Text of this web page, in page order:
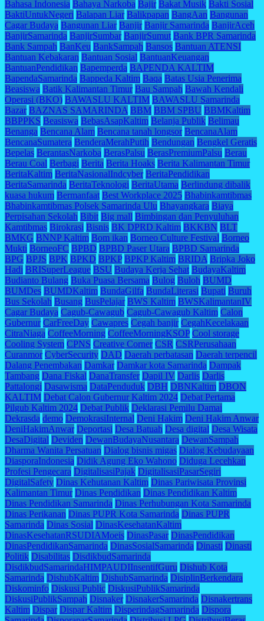
Bahasa Indonesia Bahaya Narkoba Bajir Bakat Musik Bakti Sosial
BaktiUntukNegeri Balapan Liar Balikpapan BangAan Bangunan
Cagar Budaya Bangunan Liar Banjir Banjir Samarinda BanjirAceh
BanjirSamarinda BanjirSumbar BanjirSumut Bank BPR Samarinda
Bank Sampah BanKeu BankSampah Bansos Bantuan ATENSI
Bantuan Kebakaran Bantuan Sosial BantuanKeuangan
BantuanPendidikan Bapemperda BAPENDA KALTIM
BapendaSamarinda Bappeda Kaltim Baqa Batas Usia Penerima
Beasiswa Batik Kalimantan Timur Bau Sampah Bawah Kendali
Operasi (BKO) BAWASLU KALTIM BAWASLU Samarinda
Bazar BAZNAS SAMARINDA BBM BBM SPBU BBMKaltim
BBPPKS Beasiswa BebasAsapKaltim Belanja Publik Belimau
Benanga Bencana Alam Bencana tanah longsor BencanaAlam
BencanaSumatera BenderaMerahPutih Bendungan Bengkel Geratis
Bepelas BerantasNarkoba BerasPalsu BerasPremiumPalsu Berau
Berau Coal Berbagi Berita Berita Hoaks Berita Kalimantan Timur
BeritaKaltim BeritaNasionalIndcyber BeritaPendidikan
BeritaSamarinda BeritaTeknologi BeritaUtama Berlindung dibalik
kuasa hukum Bermanfaat Best Workplace 2025 Bhabinkamtibmas
Bhabinkamtibmas Polsek Samarinda Ulu Bhayangkara Biaya
Perpisahan Sekolah Bibit Big mall Bimbingan dan Penyuluhan
Kamtibmas Birokrasi Bisnis BK DPRD Kaltim BKKBN BLT
BMKG BNNP Kaltim Bom ikan Borneo Culture Festival Borneo
Mukti BorneoFC BPBD BPBD Paser Utara BPBD Samarinda
BPG BPJS BPK BPKD BPKP BPKP Kaltim BRIDA Bripka Joko
Hadi BRISuperLeague BSU Budaya Kerja Sehat BudayaKaltim
Budianto Bulang Buka Puasa Bersama Bulog Buloh BUMD
BUMDes BUMDKaltim BundaGilfa BundaLiterasi Bupati Buruh
Bus Sekolah Busang BusPelajar BWS Kaltim BWSKalimantanIV
Cagar Budaya Cagub-Cawagub Cagub-Cawagub Kaltim Calon
Gubernur CarFreeDay Cawapres Cegah banjir CegahKecelakaan
CitraNiaga CoffeeMorning CoffeeMorningKSOP Cool storage
Cooling System CPNS Creative Corner CSR CSRPerusahaan
Curanmor CyberSecurity DAD Daerah perbatasan Daerah terpencil
Dalang Penembakan Damkar Damkar kota Samarinda Dampak
Tambang Dana Fiskal DanaTransfer Dapil IV Darlis Darlis
Pattalongi Dasawisma DataPenduduk DBH DBNKaltim DBON
KALTIM Debat Calon Gubernur Kaltim 2024 Debat Pertama
Pilgub Kaltim 2024 Debat Publik Deklarasi Pemilu Damai
Dekrasda demo DemokrasiInternal Deni Hakim Deni Hakim Anwar
DeniHakimAnwar Deportasi Desa Batuah Desa digital Desa Wisata
DesaDigital Deviden DewanBudayaNusantara DewanSampah
Dharma Wanita Persatuan Dialog bisnis migas Dialog Kebudayaan
DiasporaIndonesia Didik Agung Eko Wahono Diduga Lecehkan
Profesi Pengecara DigitalisasiPajak DigitalisasiPasarSegiri
DigitalSafety Dinas Kehutanan Kaltim Dinas Pariwisata Provinsi
Kalimantan Timur Dinas Pendidikan Dinas Pendidikan Kaltim
Dinas Pendidikan Samarinda Dinas Perhubungan Kota Samarinda
Dinas Perikanan Dinas PUPR Kota Samarinda Dinas PUPR
Samarinda Dinas Sosial DinasKesehatanKaltim
DinasKesehatanRSUDIAMoeis DinasPasar DinasPendidikan
DinasPendidikanSamarinda DinasSosialSamarinda Dinasti Dinasti
Politik Disabilitas DisdikbudSamarinda
DisdikbudSamarindaHIMPAUDIInsentifGuru Dishub Kota
Samarinda DishubKaltim DishubSamarinda DisiplinBerkendara
Diskominfo Diskusi Public DiskusiPublikSamarinda
DiskusiPublikSampah Disnaker DisnakerSamarinda Disnakertrans
Kaltim Dispar Dispar Kaltim DisperindagSamarinda Dispora